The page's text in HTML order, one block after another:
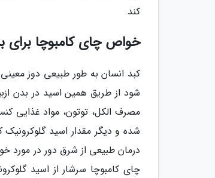
کند.
خواص چای کامبوچا برای
کبد انسان به طور طبیعی دوز
شود از طریق همین اسید در بدن
مصرف الکل، توتون، مواد غذایی
شده و دیگر مقدار اسید گلوکرونیک
درمان طبیعی از شرق دور در مورد
چای کامبوچا سرشار از اسید